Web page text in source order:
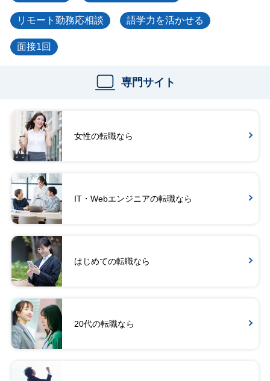
リモート勤務応相談 語学力を活かせる
面接1回
専門サイト
女性の転職なら
IT・Webエンジニアの転職なら
はじめての転職なら
20代の転職なら